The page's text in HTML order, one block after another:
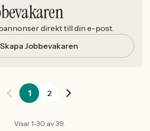
direkt till din e-post.
Skapa Jobbevakaren
1 2
Visar 1-30 av 39.